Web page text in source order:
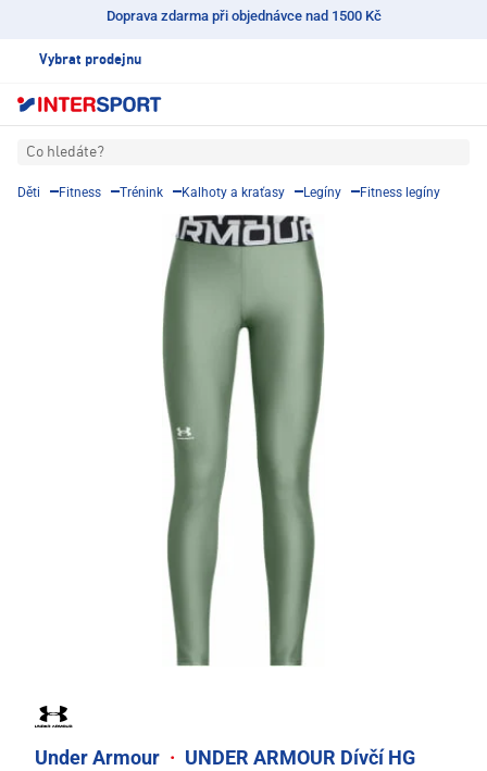
Doprava zdarma při objednávce nad 1500 Kč
Vybrat prodejnu
Co hledáte?
Děti Fitness Trénink Kalhoty a kraťasy Legíny Fitness legíny
Under Armour · UNDER ARMOUR Dívčí HG